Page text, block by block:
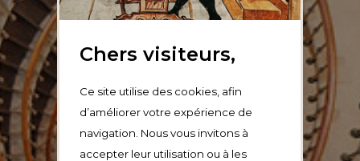
Chers visiteurs,
Ce site utilise des cookies, afin
d’améliorer votre expérience de
navigation. Nous vous invitons à
accepter leur utilisation ou à les